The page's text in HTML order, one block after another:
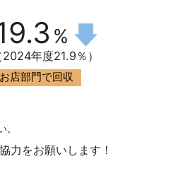
%
2024年度21.9％）
お店部門で回収
力をお願いします！